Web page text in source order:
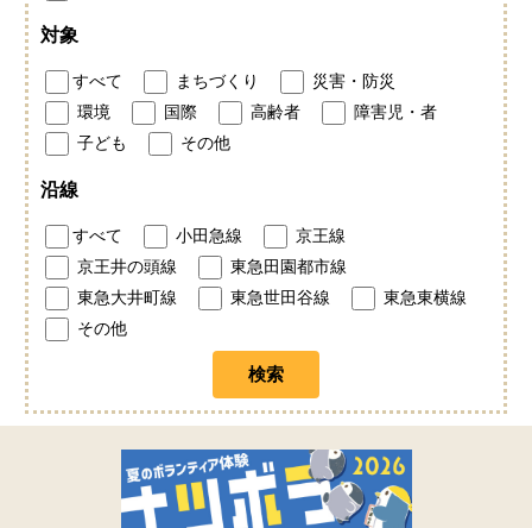
対象
すべて まちづくり
災害・防災
環境
国際 高齢者
障害児・者
子ども
その他
沿線
すべて 小田急線
京王線
京王井の頭線
東急田園都市線
東急大井町線
東急世田谷線
東急東横線
その他